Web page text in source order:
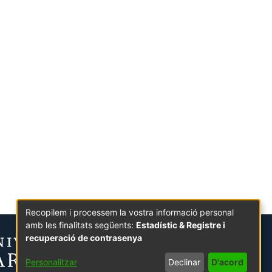
Recopilem i processem la vostra informació personal
amb les finalitats següents: Estadístic & Registre i
recuperació de contrasenya
Personalitzar Declinar D'acord